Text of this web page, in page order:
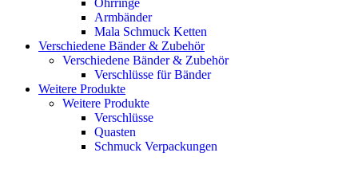
Ohrringe
Armbänder
Mala Schmuck Ketten
Verschiedene Bänder & Zubehör
Verschiedene Bänder & Zubehör
Verschlüsse für Bänder
Weitere Produkte
Weitere Produkte
Verschlüsse
Quasten
Schmuck Verpackungen